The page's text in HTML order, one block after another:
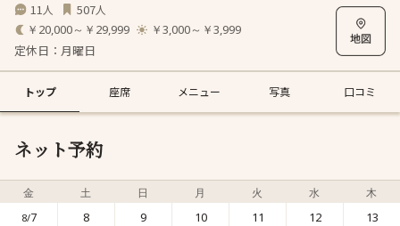
11人 507人
￥20,000～￥29,999 ￥3,000～￥3,999
定休日：月曜日
トップ 座席 メニュー 写真 口コミ
ネット予約
金 土 日 月 火 水 木
8/7 8 9 10 11 12 13